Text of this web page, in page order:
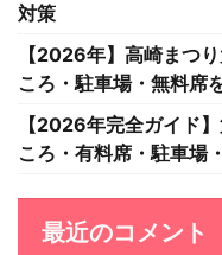
対策
【2026年】高崎まつ
ころ・駐車場・無料席
【2026年完全ガイド
ころ・有料席・駐車場
最近のコメント